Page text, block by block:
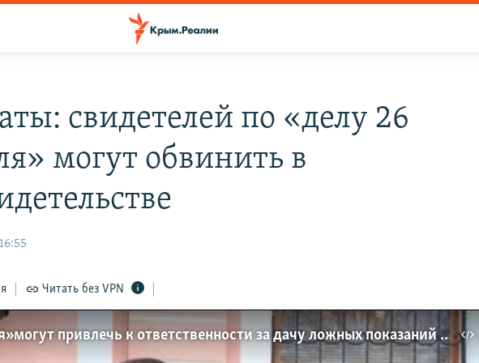
свидетелей по «делу 26
могут обвинить в
Читать без VPN
Свидетелей по «делу 26 февраля» могут привлечь к ответственности за дачу ложных показаний (видео)